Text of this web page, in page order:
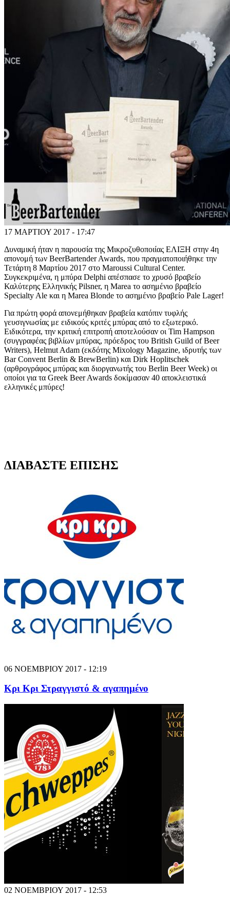
17 ΜΑΡΤΙΟΥ 2017 - 17:47
Δυναμική ήταν η παρουσία της Μικροζυθοποιίας ΕΛΙΞΗ στην 4η
απονομή των BeerBartender Awards, που πραγματοποιήθηκε την
Τετάρτη 8 Μαρτίου 2017 στο Maroussi Cultural Center.
Συγκεκριμένα, η μπύρα Delphi απέσπασε το χρυσό βραβείο
Καλύτερης Ελληνικής Pilsner, η Marea το ασημένιο βραβείο
Specialty Ale και η Marea Blonde το ασημένιο βραβείο Pale Lager!
Για πρώτη φορά απονεμήθηκαν βραβεία κατόπιν τυφλής
γευσιγνωσίας με ειδικούς κριτές μπύρας από το εξωτερικό.
Ειδικότερα, την κριτική επιτροπή αποτελούσαν οι Tim Hampson
(συγγραφέας βιβλίων μπύρας, πρόεδρος του British Guild of Beer
Writers), Helmut Adam (εκδότης Mixology Magazine, ιδρυτής των
Bar Convent Berlin & BrewBerlin) και Dirk Hoplitschek
(αρθρογράφος μπύρας και διοργανωτής του Berlin Beer Week) οι
οποίοι για τα Greek Beer Awards δοκίμασαν 40 αποκλειστικά
ελληνικές μπύρες!
ΔΙΑΒΑΣΤΕ ΕΠΙΣΗΣ
06 ΝΟΕΜΒΡΙΟΥ 2017 - 12:19
Κρι Κρι Στραγγιστό & αγαπημένο
02 ΝΟΕΜΒΡΙΟΥ 2017 - 12:53